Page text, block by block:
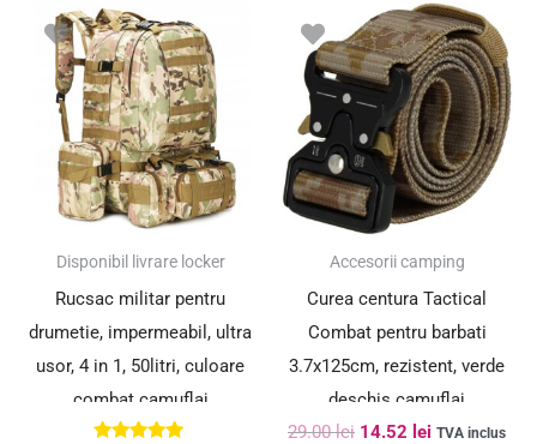
Disponibil livrare locker
Rucsac militar pentru
drumetie, impermeabil, ultra
usor, 4 in 1, 50litri, culoare
combat camuflaj
Accesorii camping
Curea centura Tactical
Combat pentru barbati
3.7x125cm, rezistent, verde
deschis camuflaj
29.00lei
Prețul
inițial
a
fost:
29.00 lei.
14.52 lei
Prețul
curent
este:
14.52 lei.
TVA inclus